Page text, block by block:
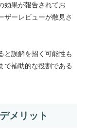
効果が報告されてお
ザーレビューが散見さ
と誤解を招く可能性も
で補助的な役割である
メリット